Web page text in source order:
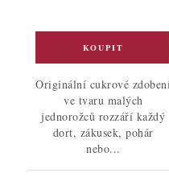
Originální cukrové
ve tvaru malých
jednorožců rozzáří každý
dort, zákusek, pohár
nebo...